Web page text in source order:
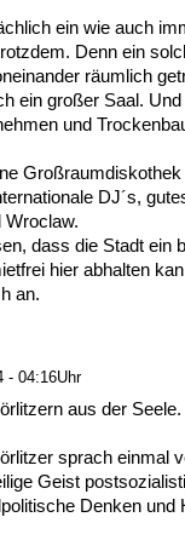
ein wie auch
Denn ein
räumlich
ein großer Saal.
und
DJ´s,
Wroclaw.
dass die Stadt ein
hier abhalten
an.
- 04:16Uhr
aus der Seele.
sprach einmal
Geist
Denken und